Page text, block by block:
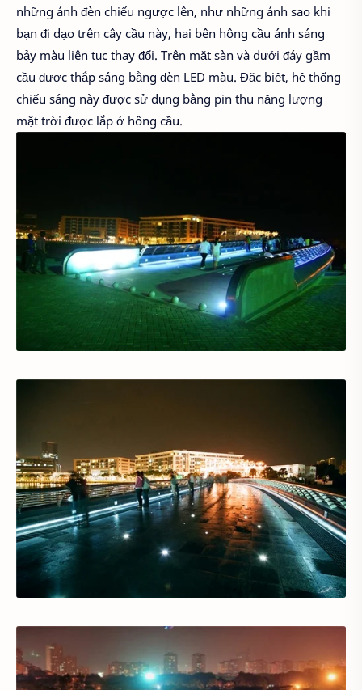
những ánh đèn chiếu ngược lên, như những ánh sao khi
bạn đi dạo trên cây cầu này, hai bên hông cầu ánh sáng
bảy màu liên tục thay đổi. Trên mặt sàn và dưới đáy gầm
cầu được thắp sáng bằng đèn LED màu. Đặc biệt, hệ thống
chiếu sáng này được sử dụng bằng pin thu năng lượng
mặt trời được lắp ở hông cầu.